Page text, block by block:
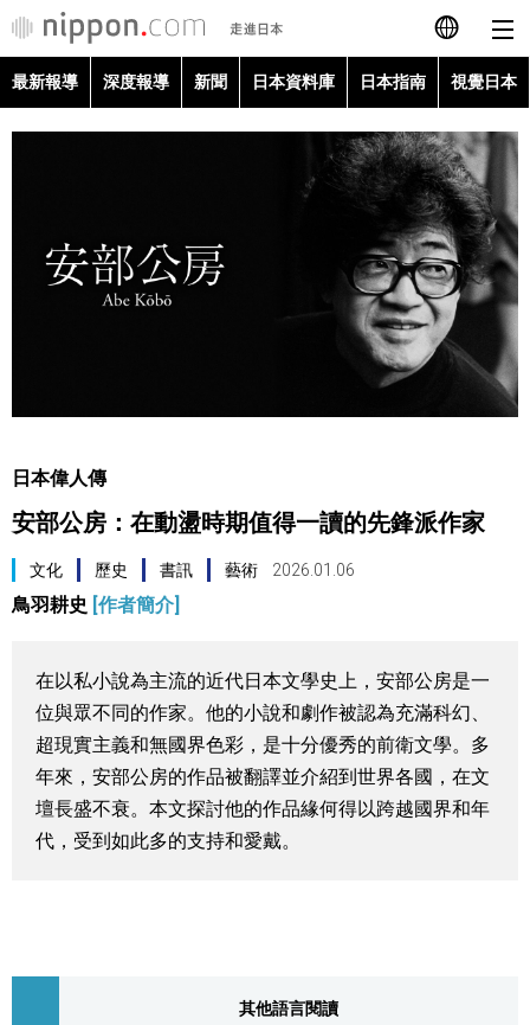
日本語
English
简体字
Français
Español
العربية
視覺日本
更多
人物訪談
日本入門
official SNS
最新報導 深度報導 新聞 日本資料庫 日本指南 視覺日本
日本偉人傳
安部公房：在動盪時期值得一讀的先鋒派作家
文化 歷史 書訊 藝術 2026.01.06
鳥羽耕史 [作者簡介]
在以私小說為主流的近代日本文學史上，安部公房是一
位與眾不同的作家。他的小說和劇作被認為充滿科幻、
超現實主義和無國界色彩，是十分優秀的前衛文學。多
年來，安部公房的作品被翻譯並介紹到世界各國，在文
壇長盛不衰。本文探討他的作品緣何得以跨越國界和年
代，受到如此多的支持和愛戴。
其他語言閱讀